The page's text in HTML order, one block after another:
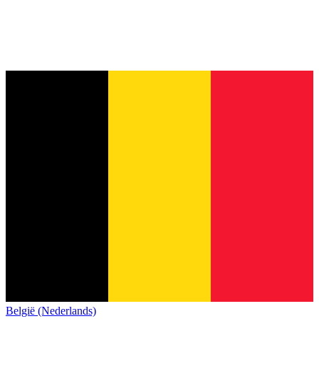
België (Nederlands)